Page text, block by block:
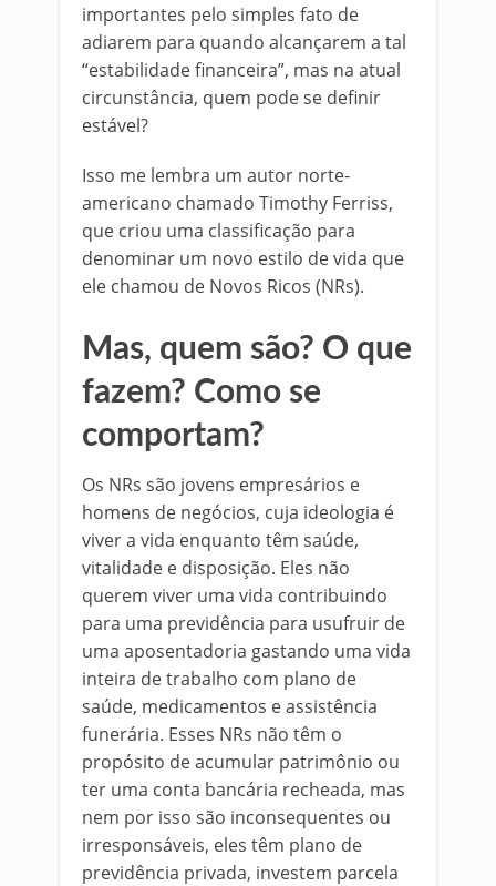
importantes pelo simples fato de
adiarem para quando alcançarem a tal
“estabilidade financeira”, mas na atual
circunstância, quem pode se definir
estável?
Isso me lembra um autor norte-
americano chamado Timothy Ferriss,
que criou uma classificação para
denominar um novo estilo de vida que
ele chamou de Novos Ricos (NRs).
Mas, quem são? O que
fazem? Como se
comportam?
Os NRs são jovens empresários e
homens de negócios, cuja ideologia é
viver a vida enquanto têm saúde,
vitalidade e disposição. Eles não
querem viver uma vida contribuindo
para uma previdência para usufruir de
uma aposentadoria gastando uma vida
inteira de trabalho com plano de
saúde, medicamentos e assistência
funerária. Esses NRs não têm o
propósito de acumular patrimônio ou
ter uma conta bancária recheada, mas
nem por isso são inconsequentes ou
irresponsáveis, eles têm plano de
previdência privada, investem parcela